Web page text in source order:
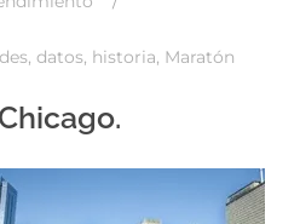
, datos, historia, Maratón